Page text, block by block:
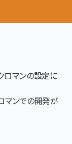
ロマンの設定に
マンでの開発が